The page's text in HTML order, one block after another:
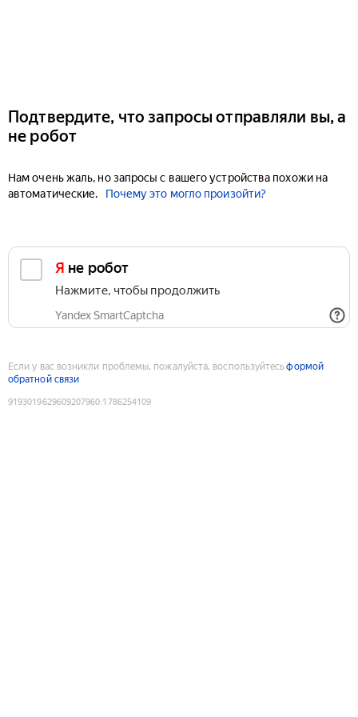
Подтвердите, что запросы отправляли вы, а
не робот
Нам очень жаль, но запросы с вашего устройства похожи на
автоматические.
Почему это могло произойти?
Я не робот
Нажмите, чтобы продолжить
Yandex SmartCaptcha
Если у вас возникли проблемы, пожалуйста, воспользуйтесьформой
обратной связи
9193019629609207960:1786254109